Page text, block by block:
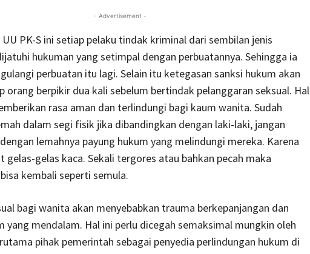
- Advertisement -
UU PK-S ini setiap pelaku tindak kriminal dari sembilan jenis
hukuman yang setimpal dengan perbuatannya. Sehingga ia
perbuatan itu lagi. Selain itu ketegasan sanksi hukum akan
orang berpikir dua kali sebelum bertindak pelanggaran seksual. Hal
rasa aman dan terlindungi bagi kaum wanita. Sudah
dalam segi fisik jika dibandingkan dengan laki-laki, jangan
lemahnya payung hukum yang melindungi mereka. Karena
gelas-gelas kaca. Sekali tergores atau bahkan pecah maka
kembali seperti semula.
bagi wanita akan menyebabkan trauma berkepanjangan dan
yang mendalam. Hal ini perlu dicegah semaksimal mungkin oleh
pihak pemerintah sebagai penyedia perlindungan hukum di